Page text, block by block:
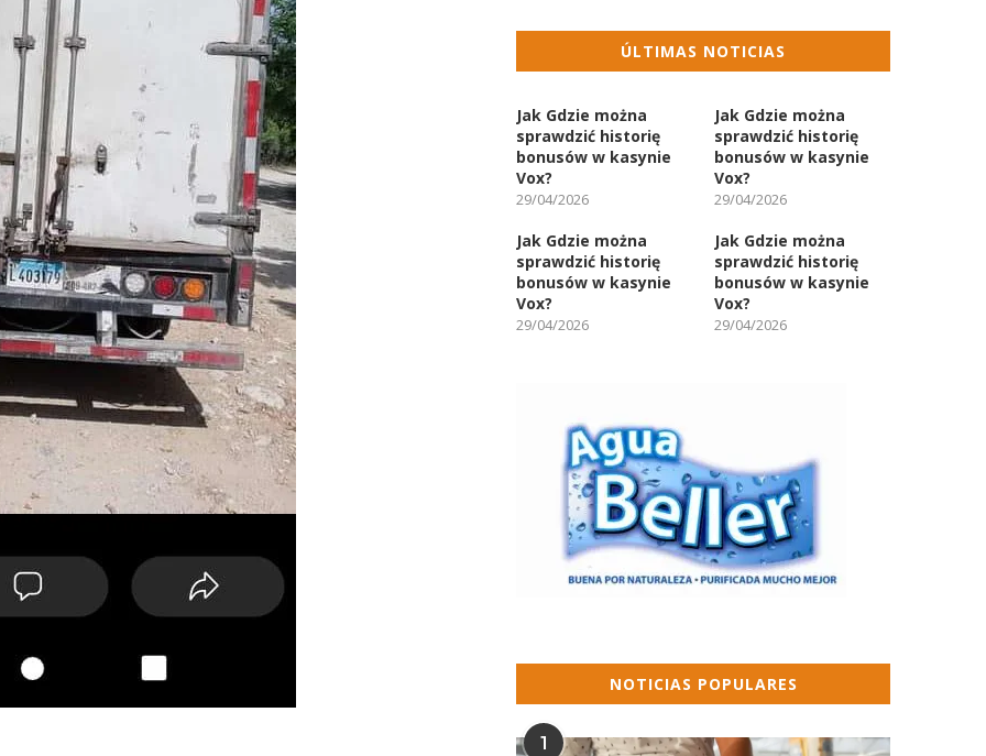
ÚLTIMAS NOTICIAS
Jak Gdzie można
sprawdzić historię
bonusów w kasynie
Vox?
29/04/2026
Jak Gdzie można
sprawdzić historię
bonusów w kasynie
Vox?
29/04/2026
Jak Gdzie można
sprawdzić historię
bonusów w kasynie
Vox?
29/04/2026
Jak Gdzie można
sprawdzić historię
bonusów w kasynie
Vox?
29/04/2026
NOTICIAS POPULARES
1